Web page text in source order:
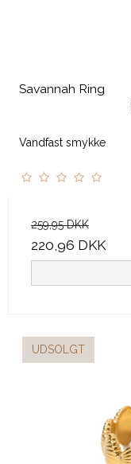
Savannah Ring
Vandfast smykke
259,95 DKK
220,96 DKK
UDSOLGT